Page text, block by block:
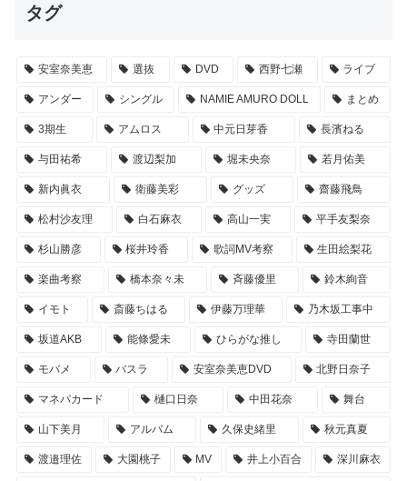
タグ
安室奈美恵 選抜 DVD 西野七瀬 ライブ
アンダー シングル NAMIE AMURO DOLL まとめ
3期生 アムロス 中元日芽香 長濱ねる
与田祐希 渡辺梨加 堀未央奈 若月佑美
新内眞衣 衛藤美彩 グッズ 齋藤飛鳥
松村沙友理 白石麻衣 高山一実 平手友梨奈
杉山勝彦 桜井玲香 歌詞MV考察 生田絵梨花
楽曲考察 橋本奈々未 斉藤優里 鈴木絢音
イモト 斎藤ちはる 伊藤万理華 乃木坂工事中
坂道AKB 能條愛未 ひらがな推し 寺田蘭世
モバメ バスラ 安室奈美恵DVD 北野日奈子
マネパカード 樋口日奈 中田花奈 舞台
山下美月 アルバム 久保史緒里 秋元真夏
渡邉理佐 大園桃子 MV 井上小百合 深川麻衣